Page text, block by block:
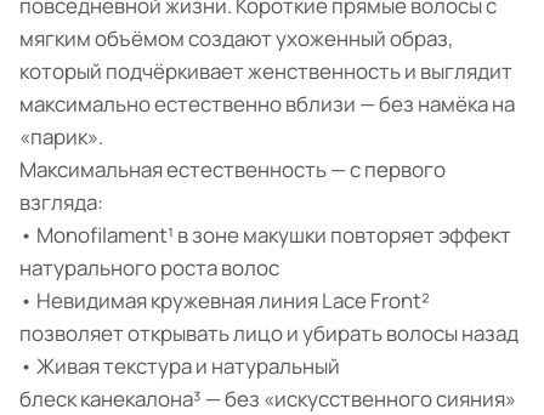
повседневной жизни. Короткие прямые волосы с
мягким объёмом создают ухоженный образ,
который подчёркивает женственность и выглядит
максимально естественно вблизи — без намёка на
«парик».
Максимальная естественность — с первого
взгляда:
• Monofilament¹ в зоне макушки повторяет эффект
натурального роста волос
• Невидимая кружевная линия Lace Front²
позволяет открывать лицо и убирать волосы назад
• Живая текстура и натуральный
блеск канекалона³ — без «искусственного сияния»